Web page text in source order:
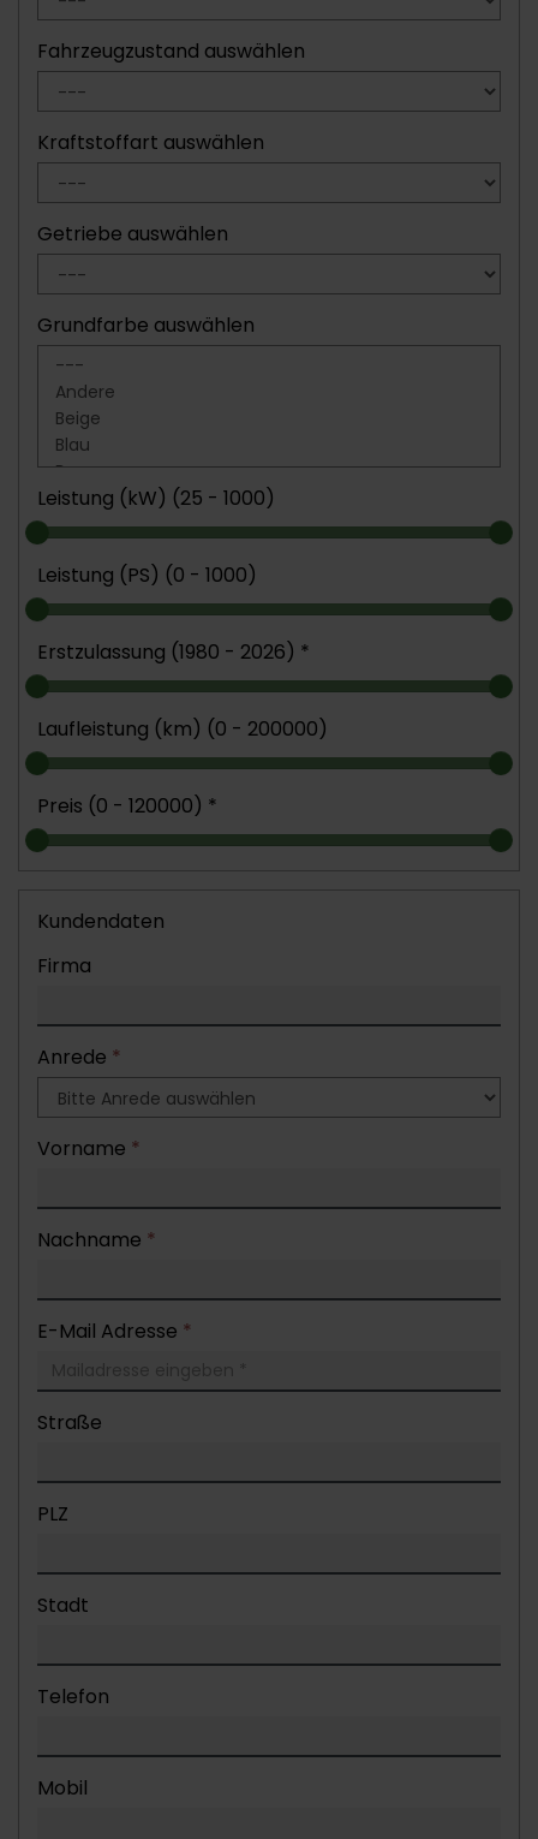
Fahrzeugzustand auswählen
Kraftstoffart auswählen
Getriebe auswählen
Grundfarbe auswählen
Leistung (kW) (25 - 1000)
Leistung (PS) (0 - 1000)
Erstzulassung (1980 - 2026) *
Laufleistung (km) (0 - 200000)
Preis (0 - 120000) *
Kundendaten
Firma
Anrede *
Vorname *
Nachname *
E-Mail Adresse *
Straße
PLZ
Stadt
Telefon
Mobil